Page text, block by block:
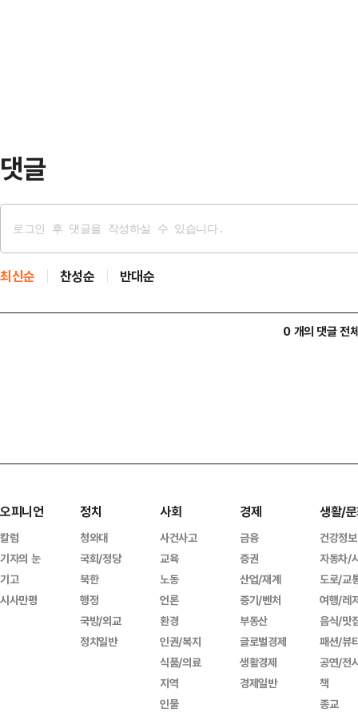
댓글
최신순 찬성순 반대순
0 개의 댓글 전
오피니언
칼럼
기자의 눈
기고
시사만평
정치
청와대
국회/정당
북한
행정
국방/외교
정치일반
사회
사건사고
교육
노동
언론
환경
인권/복지
식품/의료
지역
인물
경제
금융
증권
산업/재계
중기/벤처
부동산
글로벌경제
생활경제
경제일반
생활/
건강정보
자동차/
도로/교
여행/레
음식/맛
패션/뷰
공연/전
책
종교